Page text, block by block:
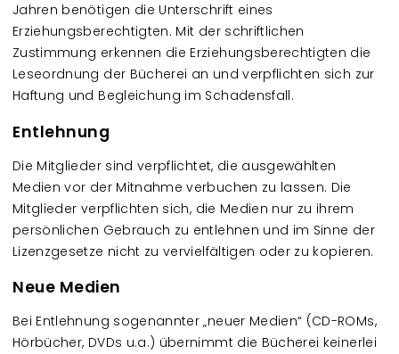
Jahren benötigen die Unterschrift eines
Erziehungsberechtigten. Mit der schriftlichen
Zustimmung erkennen die Erziehungsberechtigten die
Leseordnung der Bücherei an und verpflichten sich zur
Haftung und Begleichung im Schadensfall.
Entlehnung
Die Mitglieder sind verpflichtet, die ausgewählten
Medien vor der Mitnahme verbuchen zu lassen. Die
Mitglieder verpflichten sich, die Medien nur zu ihrem
persönlichen Gebrauch zu entlehnen und im Sinne der
Lizenzgesetze nicht zu vervielfältigen oder zu kopieren.
Neue Medien
Bei Entlehnung sogenannter „neuer Medien“ (CD-ROMs,
Hörbücher, DVDs u.a.) übernimmt die Bücherei keinerlei